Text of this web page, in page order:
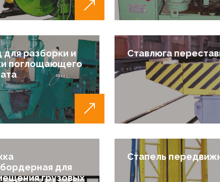
для разборки и
поглощающего
Ставлюга
для
грузовых
Стапель